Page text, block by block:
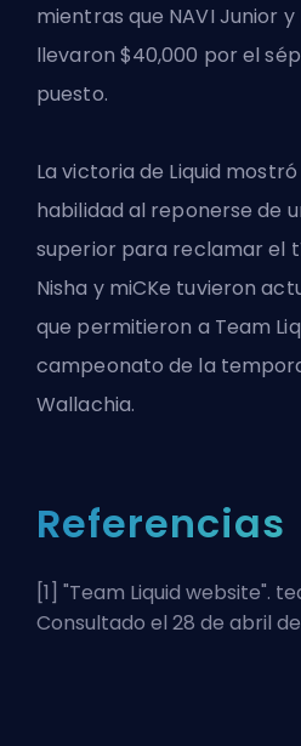
mientras que NAVI Junior
llevaron $40,000 por el
puesto.
La victoria de Liquid
habilidad al reponerse de
superior para reclamar el
Nisha y miCKe tuvieron
que permitieron a Team
campeonato de la
Wallachia.
Referencias
[1] "Team Liquid website".
Consultado el 28 de abril